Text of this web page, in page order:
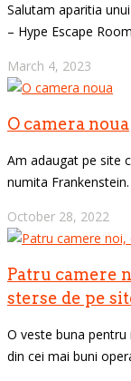
Salutam aparitia
– Hype Escape
March 4, 2023
O camera noua
Am adaugat pe site
numita
October 28, 2022
Patru camere
sterse de pe
O veste buna
din cei mai buni